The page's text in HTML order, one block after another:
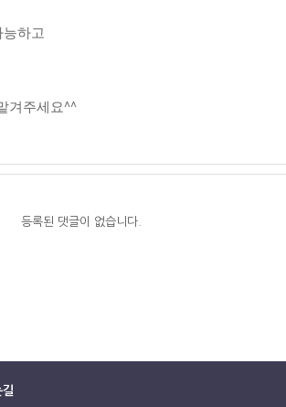
하고
겨주세요^^
등록된 댓글이 없습니다.